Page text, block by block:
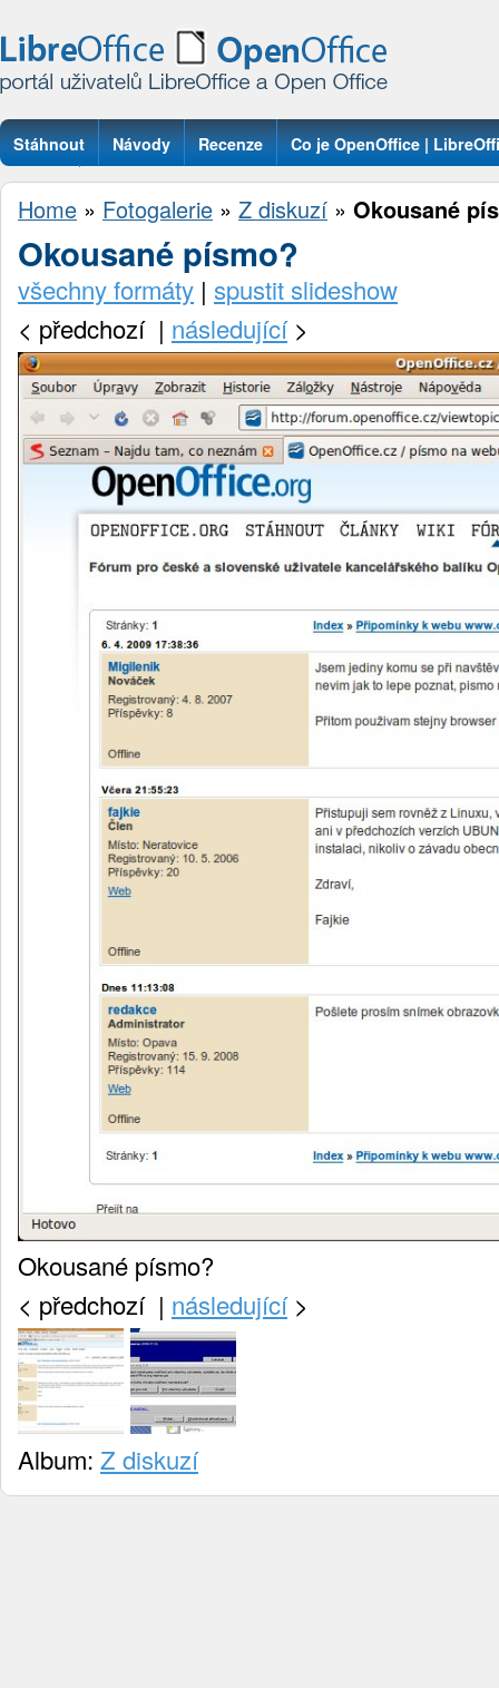
Stáhnout Návody Recenze Co je OpenOffice |
Otázky
Home » Fotogalerie » Z diskuzí » Okousané
Okousané písmo?
všechny formáty | spustit slideshow
< předchozí | následující>
Okousané písmo?
< předchozí | následující>
Album: Z diskuzí